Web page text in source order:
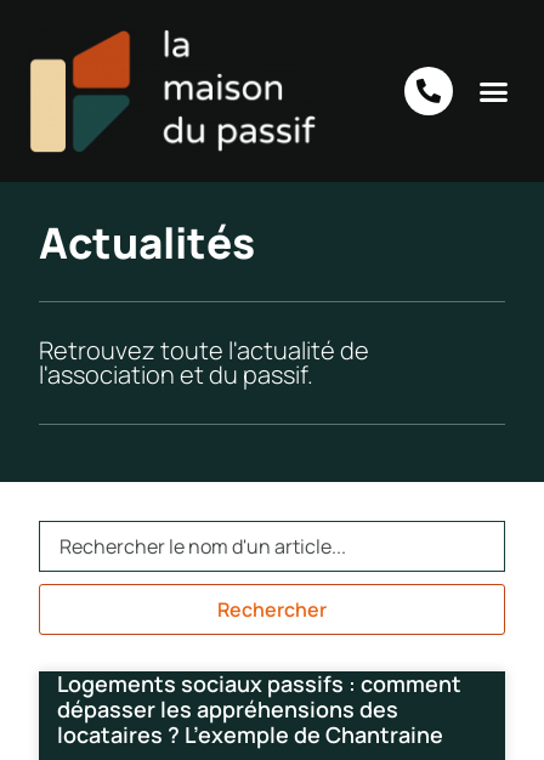
Actualités
Retrouvez toute l'actualité de
l'association et du passif.
Rechercher
Logements sociaux passifs : comment
dépasser les appréhensions des
locataires ? L’exemple de Chantraine